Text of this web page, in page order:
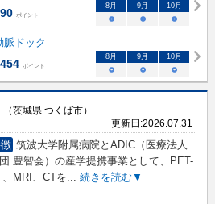
90 ポイント
8 月 9 月 10月
○ ○ ○
脈ドック
454 ポイント
8 月 9 月 10月
○ ○ ○
（茨城県 つくば市）
更新日:2026.07.31
筑波大学附属病院とADIC（医療法人
豊智会）の産学提携事業として、PET-
、MRI、CTを... 続きを読む▼